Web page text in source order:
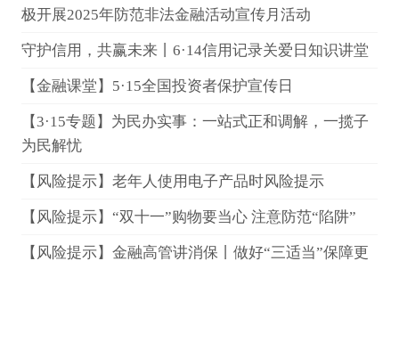
极开展2025年防范非法金融活动宣传月活动
守护信用，共赢未来丨6·14信用记录关爱日知识讲堂
【金融课堂】5·15全国投资者保护宣传日
【3·15专题】为民办实事：一站式正和调解，一揽子
为民解忧
【风险提示】老年人使用电子产品时风险提示
【风险提示】“双十一”购物要当心 注意防范“陷阱”
【风险提示】金融高管讲消保丨做好“三适当”保障更